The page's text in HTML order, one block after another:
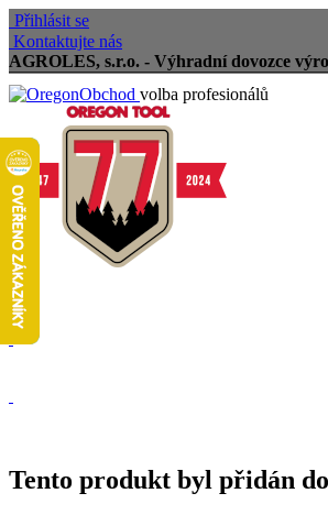
Přihlásit se
Kontaktujte nás
AGROLES, s.r.o. - Výhradní dovozce
volba profesionálů
Doprava zdarma
Tento produkt byl přidán